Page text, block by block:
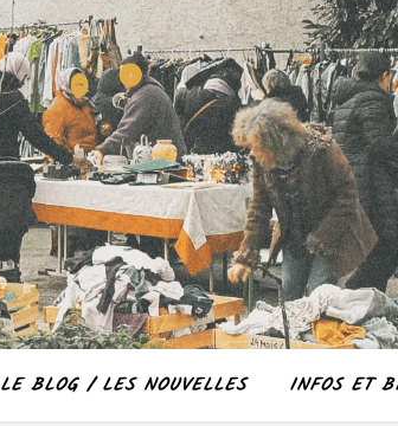
LE BLOG / LES NOUVELLES INFOS ET